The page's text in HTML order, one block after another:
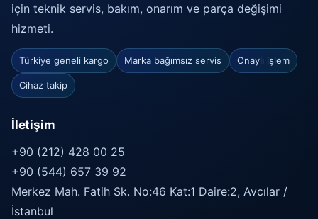
için teknik servis, bakım, onarım ve parça değişimi
hizmeti.
Türkiye geneli kargo Marka bağımsız servis Onaylı işlem
Cihaz takip
İletişim
+90 (212) 428 00 25
+90 (544) 657 39 92
Merkez Mah. Fatih Sk. No:46 Kat:1 Daire:2, Avcılar /
İstanbul